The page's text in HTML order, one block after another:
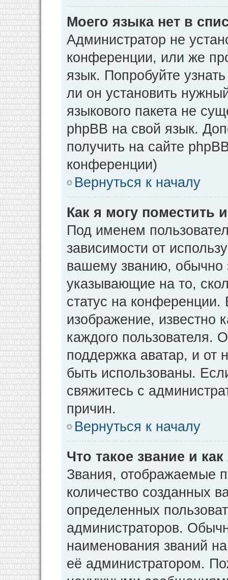
Моего языка нет в
Администратор не
конференции, или же
язык. Попробуйте
ли он установить
языкового пакета не
phpBB на свой язык.
получить на сайте
конференции)
Вернуться к началу
Как я могу поместить
Под именем
зависимости от
вашему званию, обычно
указывающие на то,
статус на
изображение, известно
каждого пользователя.
поддержка аватар, и от
быть использованы.
свяжитесь с
причин.
Вернуться к началу
Что такое звание и
Звания, отображаемые
количество созданных
определенных
администраторов.
наименования званий
её администратором.